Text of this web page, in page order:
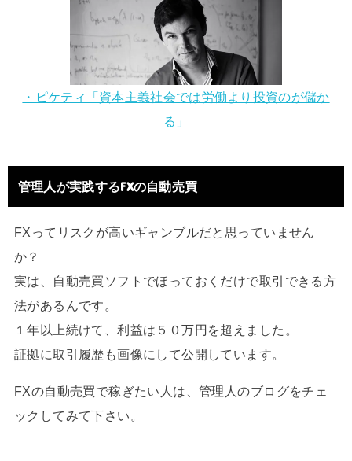
・ピケティ「資本主義社会では労働より投資のが儲か
る」
管理人が実践するFXの自動売買
FXってリスクが高いギャンブルだと思っていません
か？
実は、自動売買ソフトでほっておくだけで取引できる方
法があるんです。
１年以上続けて、利益は５０万円を超えました。
証拠に取引履歴も画像にして公開しています。
FXの自動売買で稼ぎたい人は、管理人のブログをチェ
ックしてみて下さい。